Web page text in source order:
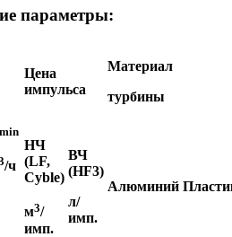
параметры:
min
/ч
Цена
импульса
Материал
турбины
НЧ
(LF,
Cyble)
м3/
имп.
ВЧ
(HF3)
л/
имп.
Алюминий